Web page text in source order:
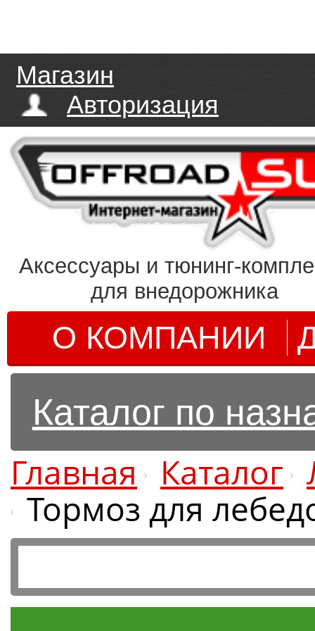
Магазин
Авторизация
Аксессуары и тюнинг-
для внедорожника
О КОМПАНИИ
Каталог по
Главная Каталог
Тормоз для